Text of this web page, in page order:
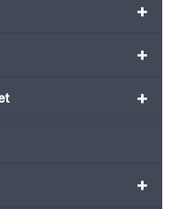
+
+
+
+